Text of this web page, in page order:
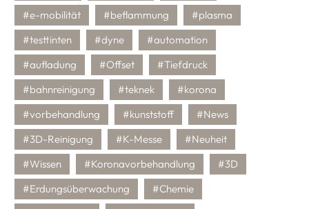
#e-mobilität
#beflammung
#plasma
#testtinten
#dyne
#automation
#aufladung
#Offset
#Tiefdruck
#bahnreinigung
#teknek
#korona
#vorbehandlung
#kunststoff
#News
#3D-Reinigung
#K-Messe
#Neuheit
#Wissen
#Koronavorbehandlung
#3D
#Erdungsüberwachung
#Chemie